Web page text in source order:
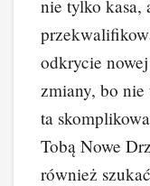
nie tylko kasa,
odkrycie
zmiany, bo
ta
Tobą Nowe
również